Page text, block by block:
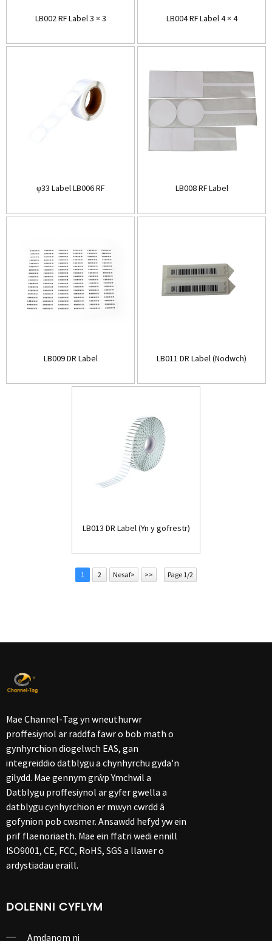
LB002 RF Label 3 × 3 LB004 RF Label 4 × 4
φ33 Label LB006 RF LB008 RF Label
LB009 DR Label LB011 DR Label (Nodwch)
LB013 DR Label (Yn y gofrestr)
1 2 Nesaf> >> Page 1/2
Mae Channel-Tag yn wneuthurwr
proffesiynol ar raddfa fawr o bob math o
gynhyrchion diogelwch EAS, gan
integreiddio datblygu a chynhyrchu gyda'n
gilydd. Mae gennym grŵp Ymchwil a
Datblygu proffesiynol ar gyfer gwella a
datblygu cynhyrchion er mwyn cwrdd â
gofynion pob cwsmer. Ansawdd hefyd yw ein
prif flaenoriaeth. Mae ein ffatri wedi ennill
ISO9001, CE, FCC, RoHS, SGS a llawer o
ardystiadau eraill.
DOLENNI CYFLYM
Amdanom ni